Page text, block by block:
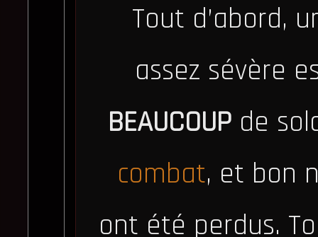
Tout d’abord,
assez sévère
BEAUCOUP de
combat, et bon
ont été perdus.